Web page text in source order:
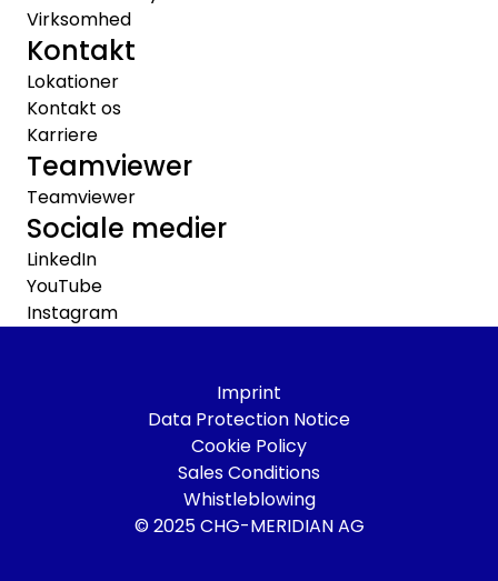
Virksomhed
Kontakt
Lokationer
Kontakt os
Karriere
Teamviewer
Teamviewer
Sociale medier
LinkedIn
YouTube
Instagram
© 2025 CHG-MERIDIAN AG
Imprint
Data Protection Notice
Cookie Policy
Sales Conditions
Whistleblowing